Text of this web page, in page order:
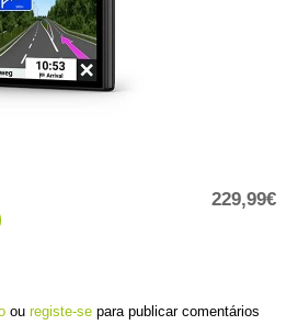
229,99€
66 MT-S - Trânsito Smartphone
ouregiste-se para publicar comentários